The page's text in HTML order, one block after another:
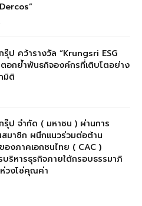
รุ๊ป คว้ารางวัล “Krungsri ESG
อกย้ำพันธกิจองค์กรที่เติบโตอย่าง
มิติ
รุ๊ป จำกัด ( มหาชน ) ผ่านการ
สมาชิก ผนึกแนวร่วมต่อต้าน
องภาคเอกชนไทย ( CAC )
ริหารธุรกิจภายใต้กรอบธรรมาภิ
วงโซ่คุณค่า